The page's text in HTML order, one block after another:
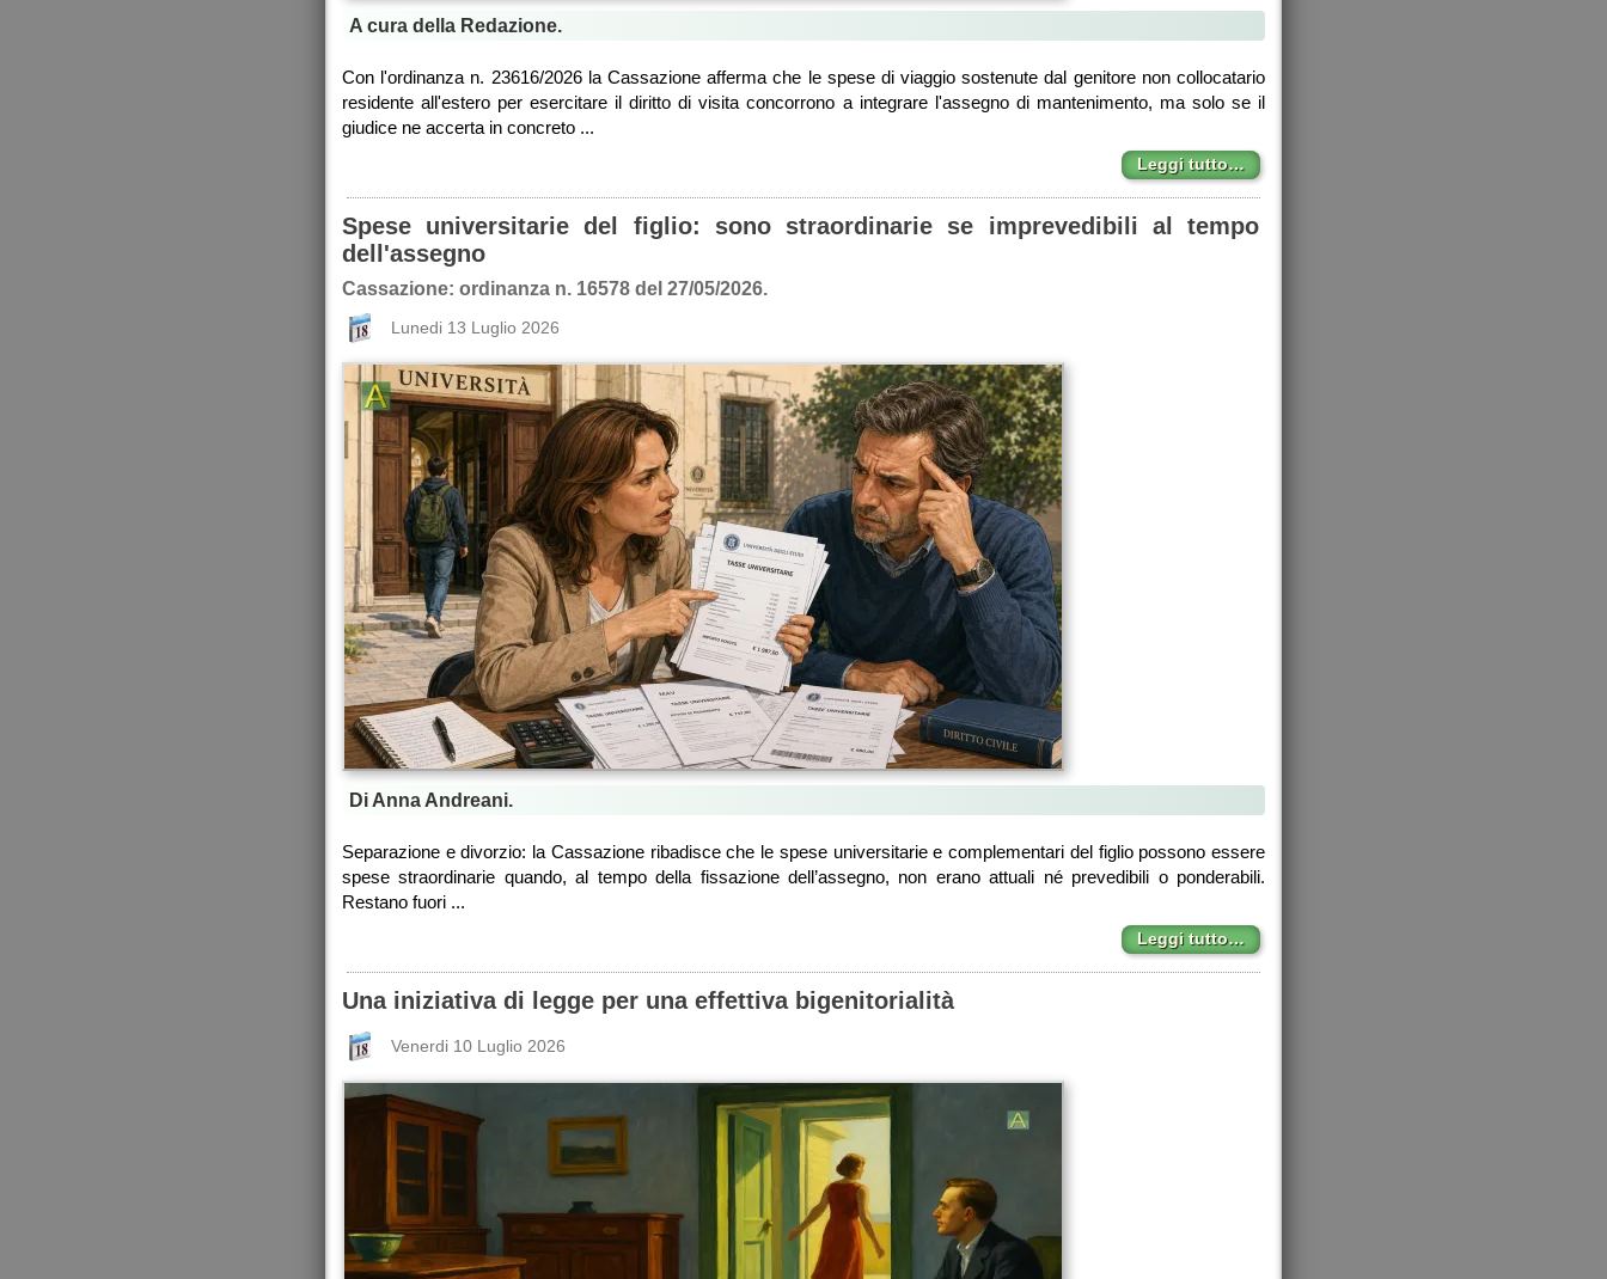
A cura della Redazione.
Con l'ordinanza n. 23616/2026 la Cassazione afferma che le spese di viaggio sostenute dal genitore non collocatario
residente all'estero per esercitare il diritto di visita concorrono a integrare l'assegno di mantenimento, ma solo se il
giudice ne accerta in concreto ...
Leggi tutto…
Spese universitarie del figlio: sono straordinarie se imprevedibili al tempo
dell'assegno
Cassazione: ordinanza n. 16578 del 27/05/2026.
Lunedi 13 Luglio 2026
Di Anna Andreani.
Separazione e divorzio: la Cassazione ribadisce che le spese universitarie e complementari del figlio possono essere
spese straordinarie quando, al tempo della fissazione dell’assegno, non erano attuali né prevedibili o ponderabili.
Restano fuori ...
Leggi tutto…
Una iniziativa di legge per una effettiva bigenitorialità
Venerdi 10 Luglio 2026